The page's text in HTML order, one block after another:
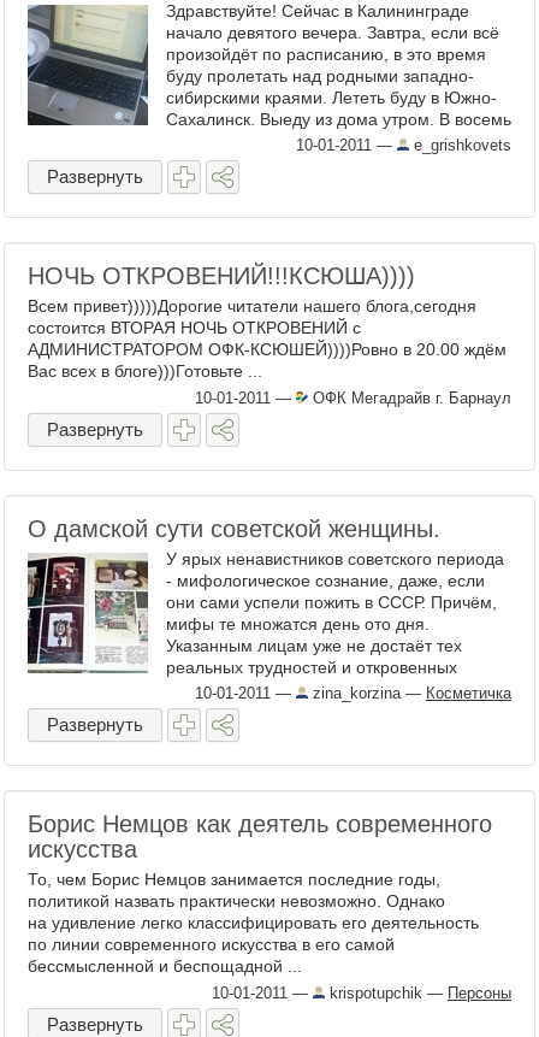
Здравствуйте! Сейчас в Калининграде
начало девятого вечера. Завтра, если всё
произойдёт по расписанию, в это время
буду пролетать над родными западно-
сибирскими краями. Лететь буду в Южно-
Сахалинск. Выеду из дома утром. В восемь
10-01-2011 — e_grishkovets
Развернуть
НОЧЬ ОТКРОВЕНИЙ!!!КСЮША))))
Всем привет)))))Дорогие читатели нашего блога,сегодня
состоится ВТОРАЯ НОЧЬ ОТКРОВЕНИЙ с
АДМИНИСТРАТОРОМ ОФК-КСЮШЕЙ))))Ровно в 20.00 ждём
Вас всех в блоге)))Готовьте ...
10-01-2011 — ОФК Мегадрайв г. Барнаул
Развернуть
О дамской сути советской женщины.
У ярых ненавистников советского периода
- мифологическое сознание, даже, если
они сами успели пожить в СССР. Причём,
мифы те множатся день ото дня.
Указанным лицам уже не достаёт тех
реальных трудностей и откровенных
«косяков», которые ...
10-01-2011 — zina_korzina— Косметичка
Развернуть
Борис Немцов как деятель современного
искусства
То, чем Борис Немцов занимается последние годы,
политикой назвать практически невозможно. Однако
на удивление легко классифицировать его деятельность
по линии современного искусства в его самой
бессмысленной и беспощадной ...
10-01-2011 — krispotupchik — Персоны
Развернуть